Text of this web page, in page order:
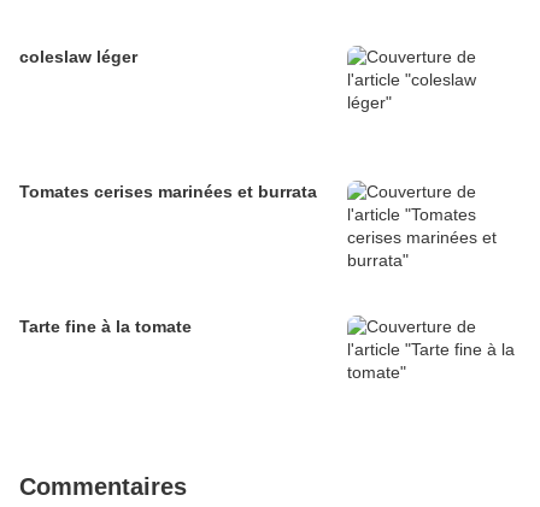
coleslaw léger
Tomates cerises marinées et burrata
Tarte fine à la tomate
Commentaires